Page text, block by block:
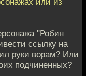
"Робин
ссылку на
руки ворам? Или
подчиненных?